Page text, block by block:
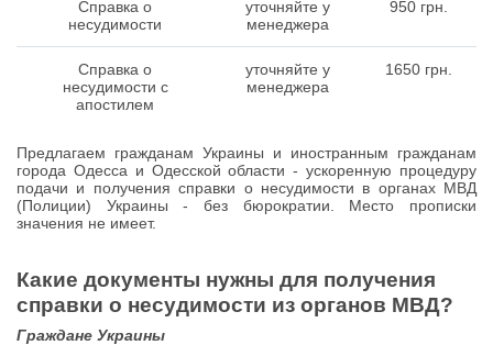
Справка о
несудимости
уточняйте у
менеджера
950 грн.
Справка о
несудимости с
апостилем
уточняйте у
менеджера
1650 грн.
Предлагаем гражданам Украины и иностранным гражданам
города Одесса и Одесской области - ускоренную процедуру
подачи и получения справки о несудимости в органах МВД
(Полиции) Украины - без бюрократии. Место прописки
значения не имеет.
Какие документы нужны для получения
справки о несудимости из органов МВД?
Граждане Украины